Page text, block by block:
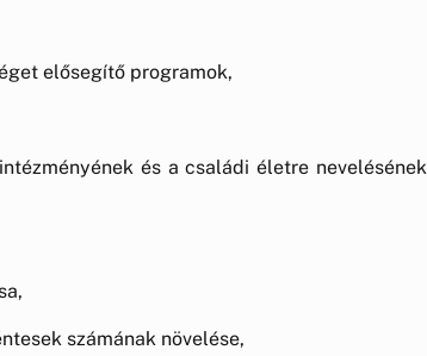
elősegítő programok,
és a családi életre nevelésének
számának növelése,